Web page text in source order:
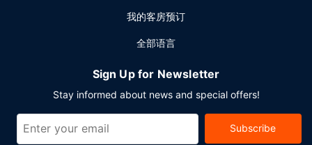
我的客房预订
全部语言
Sign Up for Newsletter
Stay informed about news and special offers!
Subscribe